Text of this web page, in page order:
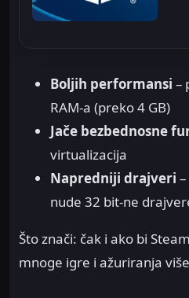
Boljih performansi –
RAM-a (preko 4 GB)
Jače bezbednosne
virtualizacija
Napredniji drajveri
nude 32 bit-ne
Što znači: čak i ako bi
mnoge igre i ažuriranja